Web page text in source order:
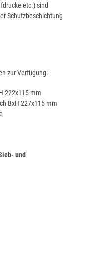
etc.) sind
Schutzbeschichtung
zur Verfügung:
222x115 mm
BxH 227x115 mm
und